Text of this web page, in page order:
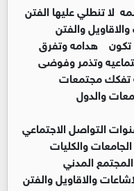
لا تنطلي عليها الفتن
والفتن
تكون هدامه وتفرق
وتذمر وفوضى
تفكك مجتمعات
والدول
التواصل الاجتماعي
والكليات
المدني
والاقاويل والفتن